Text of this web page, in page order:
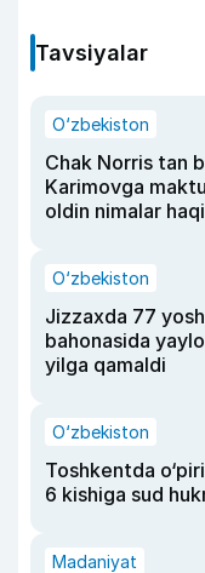
Tavsiyalar
O‘zbekiston
Chak Norris tan
Karimovga
oldin nimalar
O‘zbekiston
Jizzaxda 77
bahonasida
yilga qamaldi
O‘zbekiston
Toshkentda
6 kishiga sud
Madaniyat